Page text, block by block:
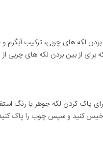
بردن لکه های چربی، ترکیب
برای از بین بردن لکه های چربی
پاک کردن لکه جوهر یا رنگ
خیس کنید و سپس چوب را پاک